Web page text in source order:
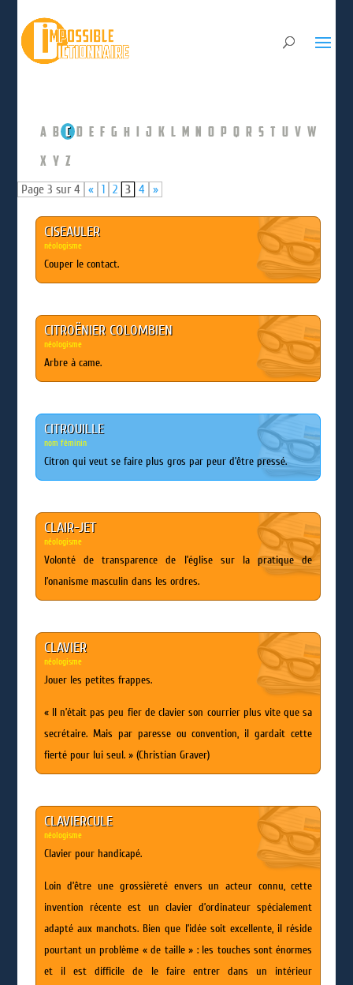
A B C D E F G H I J K L M N O P Q R S T U V W
X Y Z
Page 3 sur 4 « 1 2 3 4 »
CISEAULER
néologisme
Couper le contact.
CITROËNIER COLOMBIEN
néologisme
Arbre à came.
CITROUILLE
nom féminin
Citron qui veut se faire plus gros par peur d’être pressé.
CLAIR-JET
néologisme
Volonté de transparence de l’église sur la pratique de
l’onanisme masculin dans les ordres.
CLAVIER
néologisme
Jouer les petites frappes.
« Il n’était pas peu fier de clavier son courrier plus vite que sa
secrétaire. Mais par paresse ou convention, il gardait cette
fierté pour lui seul. » (Christian Graver)
CLAVIERCULE
néologisme
Clavier pour handicapé.
Loin d’être une grossièreté envers un acteur connu, cette
invention récente est un clavier d’ordinateur spécialement
adapté aux manchots. Bien que l’idée soit excellente, il réside
pourtant un problème « de taille » : les touches sont énormes
et il est difficile de le faire entrer dans un intérieur